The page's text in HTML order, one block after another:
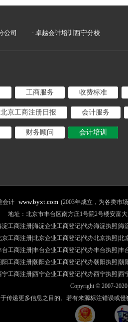
公司 · 卓越会计培训西宁分校
工商服务 收费标准
北京工商注册日报 会计服务
财务顾问 会计培训
会计 www.byxt.com (2003年成立，为各类市
地址：北京市丰台区南方庄1号院2号楼安富大
工商注册|海淀企业工商登记|代办海淀执照| 海
京工商注册|北京企业工商登记代办北京执照 北
台工商注册|丰台企业工商登记代办丰台执照 丰
阳工商注册|朝阳企业工商登记代办朝阳执照 朝
宁工商注册|西宁企业工商登记代办西宁执照 西
Copyright © 2007-
传递更多信息之目的。若有来源标注错误或